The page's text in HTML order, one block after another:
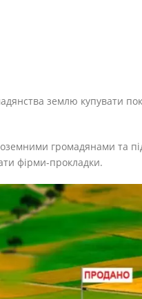
землю купувати
громадянами та
фірми-прокладки.